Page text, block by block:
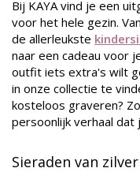
Bij KAYA vind je een
voor het hele gezin.
de allerleukste
naar een cadeau voor
outfit iets extra's wilt
in onze collectie te
kosteloos graveren?
persoonlijk verhaal
Sieraden van